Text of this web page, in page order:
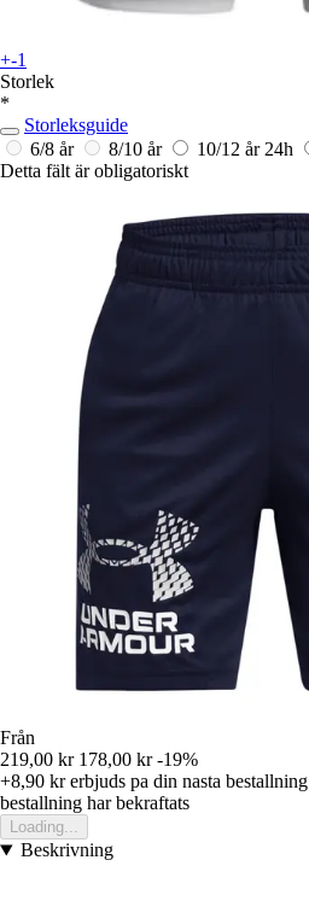
+-1
Storlek
*
Storleksguide
6/8 år
8/10 år 10/12 år 24h
Detta fält är obligatoriskt
Från
219,00 kr 178,00 kr -19%
+8,90 krerbjuds pa din nasta bestallning
bestallning har bekraftats
Loading...
Beskrivning